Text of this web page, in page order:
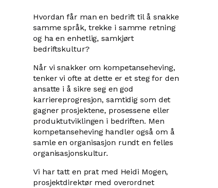
Hvordan får man en bedrift til å snakke
samme språk, trekke i samme retning
og ha en enhetlig, samkjørt
bedriftskultur?
Når vi snakker om kompetanseheving,
tenker vi ofte at dette er et steg for den
ansatte i å sikre seg en god
karriereprogresjon, samtidig som det
gagner prosjektene, prosessene eller
produktutviklingen i bedriften. Men
kompetanseheving handler også om å
samle en organisasjon rundt en felles
organisasjonskultur.
Vi har tatt en prat med Heidi Mogen,
prosjektdirektør med overordnet